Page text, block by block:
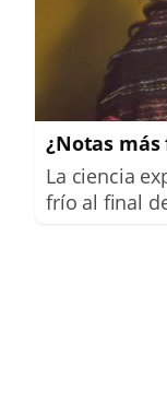
¿Notas
La ciencia
frío al final